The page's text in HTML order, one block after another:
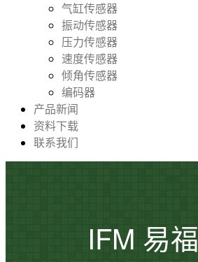
气缸传感器
振动传感器
压力传感器
速度传感器
倾角传感器
编码器
产品新闻
资料下载
联系我们
IFM 易